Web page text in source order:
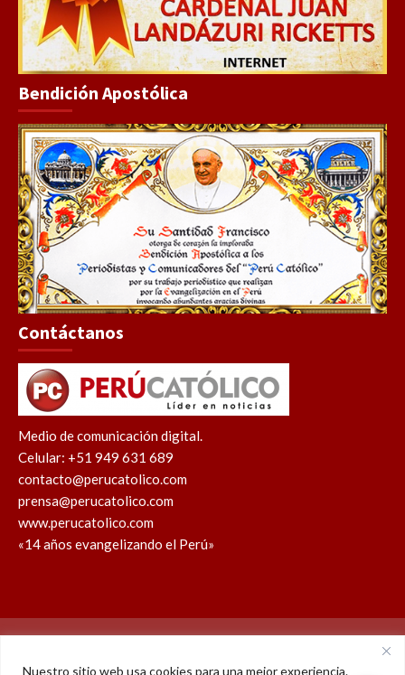
Nuestro sitio web usa cookies para una mejor experiencia.
Bendición Apostólica
Contáctanos
Medio de comunicación digital.
Celular: +51 949 631 689
contacto@perucatolico.com
prensa@perucatolico.com
www.perucatolico.com
«14 años evangelizando el Perú»
Política de cookies Política de privacidad